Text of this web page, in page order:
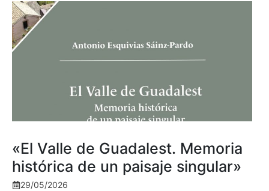
«El Valle de Guadalest. Memoria
histórica de un paisaje singular»
29/05/2026